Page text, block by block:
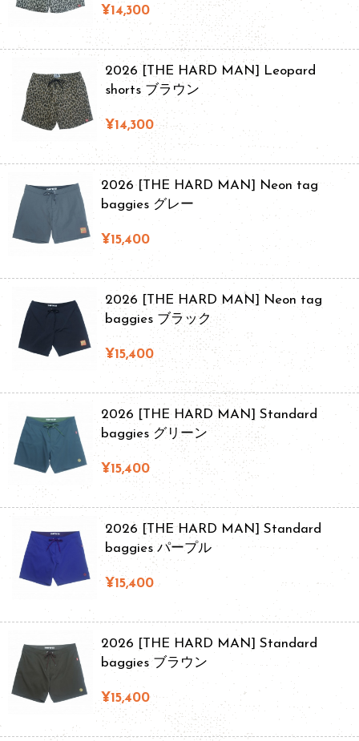
¥14,300
2026 [THE HARD MAN] Leopard
shorts ブラウン
¥14,300
2026 [THE HARD MAN] Neon tag
baggies グレー
¥15,400
2026 [THE HARD MAN] Neon tag
baggies ブラック
¥15,400
2026 [THE HARD MAN] Standard
baggies グリーン
¥15,400
2026 [THE HARD MAN] Standard
baggies パープル
¥15,400
2026 [THE HARD MAN] Standard
baggies ブラウン
¥15,400